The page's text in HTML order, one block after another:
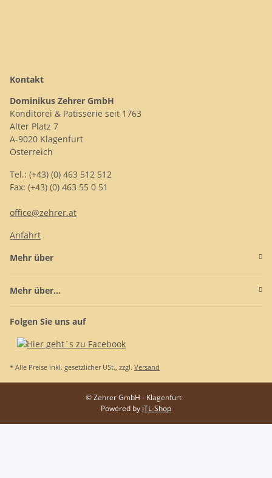
Kontakt
Dominikus Zehrer GmbH
Konditorei & Patisserie seit 1763
Alter Platz 7
A-9020 Klagenfurt
Österreich
Tel.: (+43) (0) 463 512 512
Fax: (+43) (0) 463 55 0 51
office@zehrer.at
Anfahrt
Mehr über
Mehr über...
Folgen Sie uns auf
* Alle Preise inkl. gesetzlicher USt., zzgl. Versand
© Zehrer GmbH - Klagenfurt
Powered by JTL-Shop